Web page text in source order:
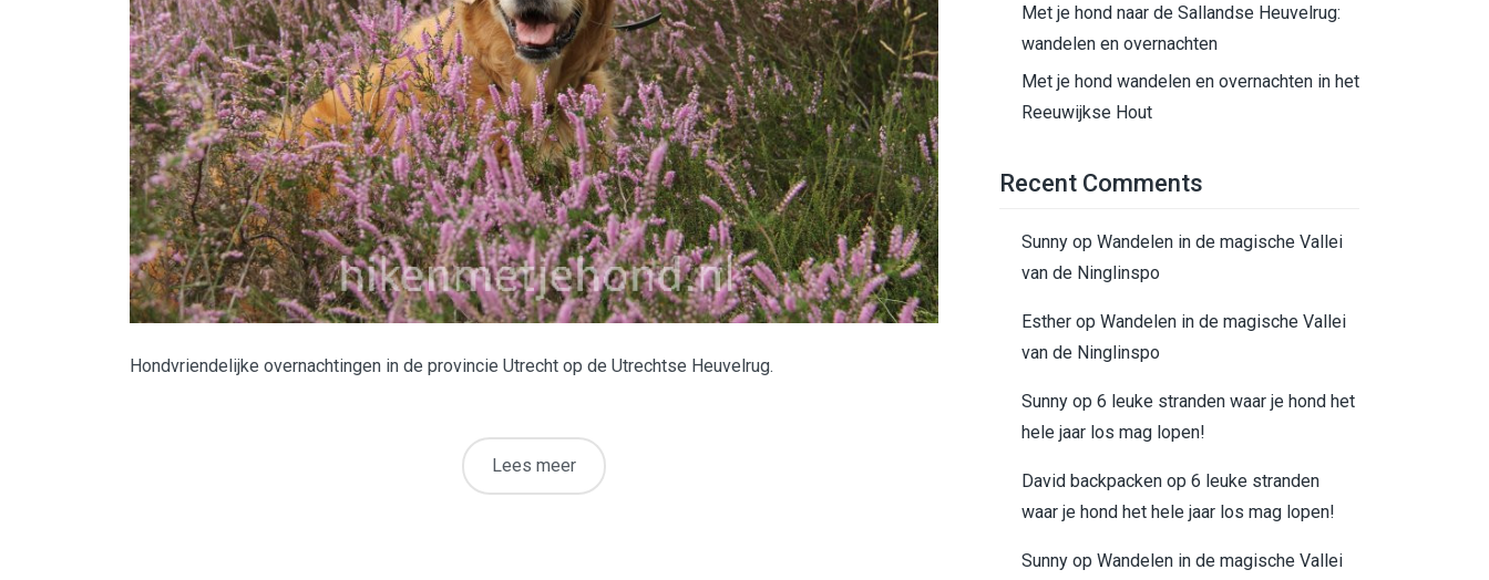
Hondvriendelijke overnachtingen in de provincie Utrecht op de Utrechtse Heuvelrug.
Lees meer
Met je hond naar de Sallandse Heuvelrug:
wandelen en overnachten
Met je hond wandelen en overnachten in het
Reeuwijkse Hout
Recent Comments
Sunny op Wandelen in de magische Vallei
van de Ninglinspo
Esther op Wandelen in de magische Vallei
van de Ninglinspo
Sunny op 6 leuke stranden waar je hond het
hele jaar los mag lopen!
David backpacken op 6 leuke stranden
waar je hond het hele jaar los mag lopen!
Sunny op Wandelen in de magische Vallei